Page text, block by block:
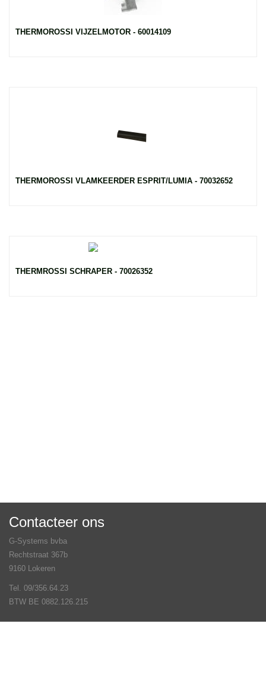
THERMOROSSI VIJZELMOTOR - 60014109
THERMOROSSI VLAMKEERDER ESPRIT/LUMIA - 70032652
THERMROSSI SCHRAPER - 70026352
Contacteer ons
G-Systems bvba
Rechtstraat 367b
9160 Lokeren
Tel. 09/356.64.23
BTW BE 0882.126.215